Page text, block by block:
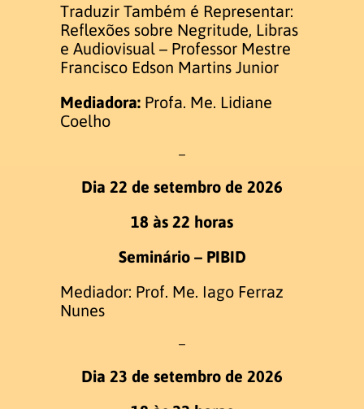
Publicação
PUBLICAÇÕES
PRODUÇÕES LITERÁRIAS EM
LIBRAS
Pró-Reitoria
Traduzir Também é Representar:
Reflexões sobre Negritude, Libras
e Audiovisual – Professor Mestre
Francisco Edson Martins Junior
Mediadora: Profa. Me. Lidiane
Coelho
–
Dia 22 de setembro de 2026
18 às 22 horas
Seminário – PIBID
Mediador: Prof. Me. Iago Ferraz
Nunes
–
Dia 23 de setembro de 2026